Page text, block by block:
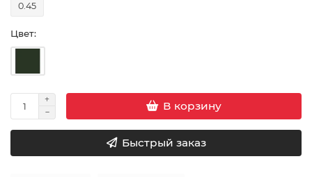
0.45
Цвет:
В корзину
Быстрый заказ